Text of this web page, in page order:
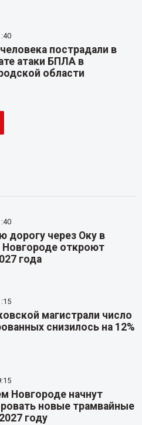
пострадали в
атаки БПЛА в
области
дорогу через Оку в
откроют
года
магистрали число
снизилось на 12%
Новгороде начнут
новые трамвайные
году